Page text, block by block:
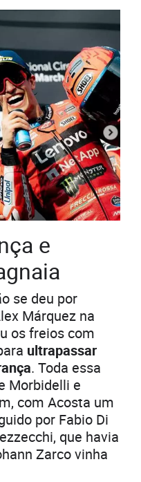
e
se deu por
Márquez na
os freios com
ultrapassar
. Toda essa
Morbidelli e
com Acosta um
por Fabio Di
que havia
Zarco vinha